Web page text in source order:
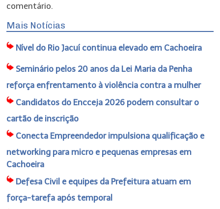
comentário.
Mais Notícias
Nível do Rio Jacuí continua elevado em Cachoeira
Seminário pelos 20 anos da Lei Maria da Penha
reforça enfrentamento à violência contra a mulher
Candidatos do Encceja 2026 podem consultar o
cartão de inscrição
Conecta Empreendedor impulsiona qualificação e
networking para micro e pequenas empresas em
Cachoeira
Defesa Civil e equipes da Prefeitura atuam em
força-tarefa após temporal